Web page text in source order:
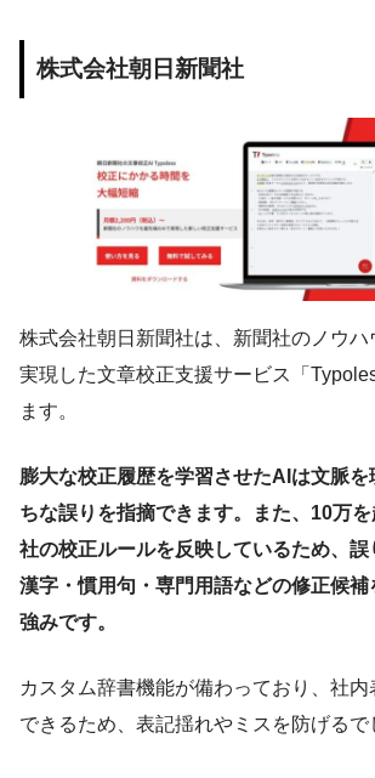
株式会社朝日新聞社
株式会社朝日新聞社は、新聞社のノウ
実現した文章校正支援サービス「
ます。
膨大な校正履歴を学習させたAIは文脈
ちな誤りを指摘できます。また、10万
社の校正ルールを反映しているため、誤
漢字・慣用句・専門用語などの修正候
強みです。
カスタム辞書機能が備わっており、社
できるため、表記揺れやミスを防げるで